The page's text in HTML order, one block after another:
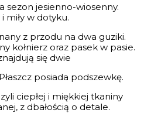
sezon jesienno-wiosenny.
miły w dotyku.
z przodu na dwa guziki.
kołnierz oraz pasek w pasie.
się dwie
posiada podszewkę.
ciepłej i miękkiej tkaniny
z dbałością o detale.